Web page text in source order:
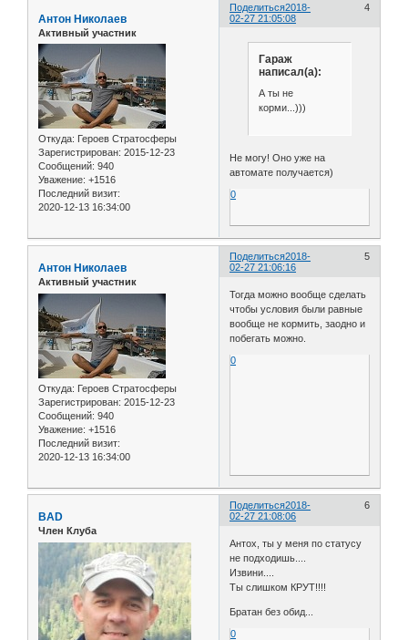
Поделиться 4
2018-
02-27 21:05:08
Антон Николаев
Активный участник
Откуда: Героев Стратосферы
Зарегистрирован: 2015-12-23
Сообщений: 940
Уважение: +1516
Последний визит:
2020-12-13 16:34:00
Гараж
написал(а):
А ты не
корми...)))
Не могу! Оно уже на
автомате получается)
0
Поделиться 5
2018-
02-27 21:06:16
Антон Николаев
Активный участник
Откуда: Героев Стратосферы
Зарегистрирован: 2015-12-23
Сообщений: 940
Уважение: +1516
Последний визит:
2020-12-13 16:34:00
Тогда можно вообще сделать
чтобы условия были равные
вообще не кормить, заодно и
побегать можно.
0
Поделиться 6
2018-
02-27 21:08:06
BAD
Член Клуба
Антох, ты у меня по статусу
не подходишь....
Извини....
Ты слишком КРУТ!!!!
Братан без обид...
0